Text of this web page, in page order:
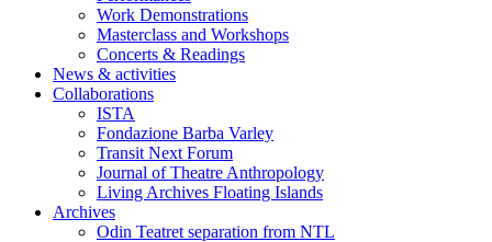
Work Demonstrations
Masterclass and Workshops
Concerts & Readings
News & activities
Collaborations
ISTA
Fondazione Barba Varley
Transit Next Forum
Journal of Theatre Anthropology
Living Archives Floating Islands
Archives
Odin Teatret separation from NTL